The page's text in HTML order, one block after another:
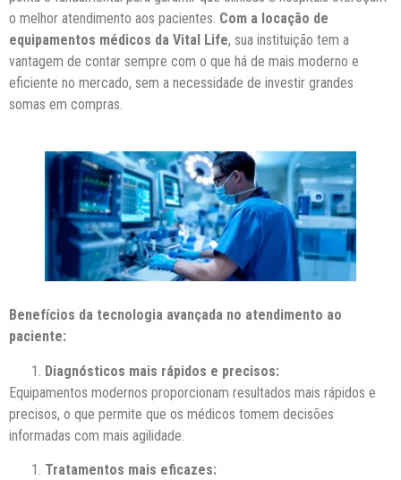
o melhor atendimento aos pacientes. Com a locação de
equipamentos médicos da Vital Life, sua instituição tem a
vantagem de contar sempre com o que há de mais moderno e
eficiente no mercado, sem a necessidade de investir grandes
somas em compras.
Benefícios da tecnologia avançada no atendimento ao
paciente:
Diagnósticos mais rápidos e precisos:
Equipamentos modernos proporcionam resultados mais rápidos e
precisos, o que permite que os médicos tomem decisões
informadas com mais agilidade.
Tratamentos mais eficazes: